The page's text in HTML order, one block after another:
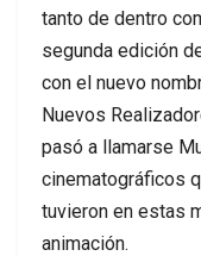
tanto de dentro
segunda edición
con el nuevo
Nuevos
pasó a llamarse
cinematográficos
tuvieron en estas
animación.